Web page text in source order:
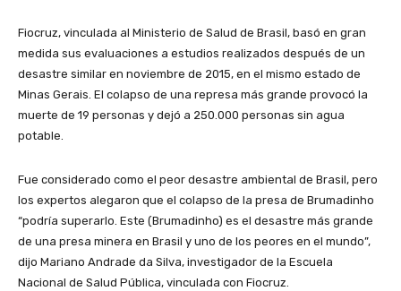
Fiocruz, vinculada al Ministerio de Salud de Brasil, basó en gran
medida sus evaluaciones a estudios realizados después de un
desastre similar en noviembre de 2015, en el mismo estado de
Minas Gerais. El colapso de una represa más grande provocó la
muerte de 19 personas y dejó a 250.000 personas sin agua
potable.
Fue considerado como el peor desastre ambiental de Brasil, pero
los expertos alegaron que el colapso de la presa de Brumadinho
“podría superarlo. Este (Brumadinho) es el desastre más grande
de una presa minera en Brasil y uno de los peores en el mundo”,
dijo Mariano Andrade da Silva, investigador de la Escuela
Nacional de Salud Pública, vinculada con Fiocruz.